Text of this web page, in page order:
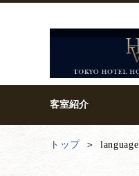
客室紹介
トップ language